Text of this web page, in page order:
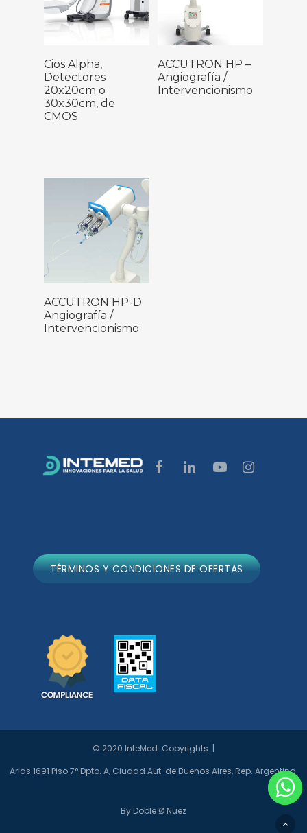
Leer Más
Cios Alpha,
Detectores
20x20cm o
30x30cm, de
CMOS
Leer Más
ACCUTRON HP –
Angiografía /
Intervencionismo
Leer Más
ACCUTRON HP-D
Angiografía /
Intervencionismo
TÉRMINOS Y CONDICIONES DE OFERTAS
© 2020 InteMed. Copyrights. |
Arias 1691 Piso 7° Dpto. A, Ciudad Aut. de Buenos Aires, Rep. Argentina.
By Doble Ø Nuez